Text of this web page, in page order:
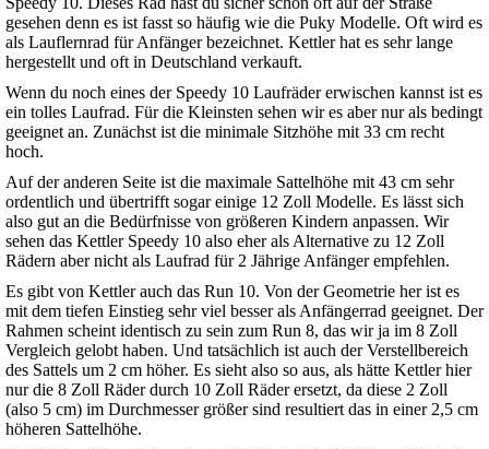
gesehen denn es ist fasst so häufig wie die Puky Modelle. Oft wird es
als Lauflernrad für Anfänger bezeichnet. Kettler hat es sehr lange
hergestellt und oft in Deutschland verkauft.
Wenn du noch eines der Speedy 10 Laufräder erwischen kannst ist es
ein tolles Laufrad. Für die Kleinsten sehen wir es aber nur als bedingt
geeignet an. Zunächst ist die minimale Sitzhöhe mit 33 cm recht
hoch.
Auf der anderen Seite ist die maximale Sattelhöhe mit 43 cm sehr
ordentlich und übertrifft sogar einige 12 Zoll Modelle. Es lässt sich
also gut an die Bedürfnisse von größeren Kindern anpassen. Wir
sehen das Kettler Speedy 10 also eher als Alternative zu 12 Zoll
Rädern aber nicht als Laufrad für 2 Jährige Anfänger empfehlen.
Es gibt von Kettler auch das Run 10. Von der Geometrie her ist es
mit dem tiefen Einstieg sehr viel besser als Anfängerrad geeignet. Der
Rahmen scheint identisch zu sein zum Run 8, das wir ja im 8 Zoll
Vergleich gelobt haben. Und tatsächlich ist auch der Verstellbereich
des Sattels um 2 cm höher. Es sieht also so aus, als hätte Kettler hier
nur die 8 Zoll Räder durch 10 Zoll Räder ersetzt, da diese 2 Zoll
(also 5 cm) im Durchmesser größer sind resultiert das in einer 2,5 cm
höheren Sattelhöhe.